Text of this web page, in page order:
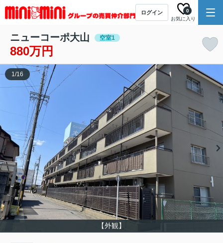
ログイン
お気に入り
0
ニューコーポ大山 空室1
880万円
【外観】
1/16